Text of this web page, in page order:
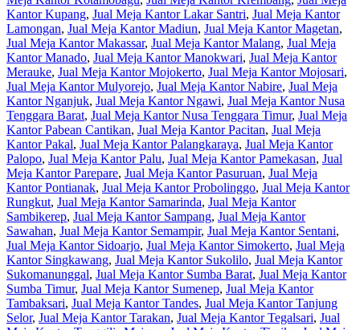
Kantor Kupang, Jual Meja Kantor Lakar Santri, Jual Meja Kantor
Lamongan, Jual Meja Kantor Madiun, Jual Meja Kantor Magetan,
Jual Meja Kantor Makassar, Jual Meja Kantor Malang, Jual Meja
Kantor Manado, Jual Meja Kantor Manokwari, Jual Meja Kantor
Merauke, Jual Meja Kantor Mojokerto, Jual Meja Kantor Mojosari,
Jual Meja Kantor Mulyorejo, Jual Meja Kantor Nabire, Jual Meja
Kantor Nganjuk, Jual Meja Kantor Ngawi, Jual Meja Kantor Nusa
Tenggara Barat, Jual Meja Kantor Nusa Tenggara Timur, Jual Meja
Kantor Pabean Cantikan, Jual Meja Kantor Pacitan, Jual Meja
Kantor Pakal, Jual Meja Kantor Palangkaraya, Jual Meja Kantor
Palopo, Jual Meja Kantor Palu, Jual Meja Kantor Pamekasan, Jual
Meja Kantor Parepare, Jual Meja Kantor Pasuruan, Jual Meja
Kantor Pontianak, Jual Meja Kantor Probolinggo, Jual Meja Kantor
Rungkut, Jual Meja Kantor Samarinda, Jual Meja Kantor
Sambikerep, Jual Meja Kantor Sampang, Jual Meja Kantor
Sawahan, Jual Meja Kantor Semampir, Jual Meja Kantor Sentani,
Jual Meja Kantor Sidoarjo, Jual Meja Kantor Simokerto, Jual Meja
Kantor Singkawang, Jual Meja Kantor Sukolilo, Jual Meja Kantor
Sukomanunggal, Jual Meja Kantor Sumba Barat, Jual Meja Kantor
Sumba Timur, Jual Meja Kantor Sumenep, Jual Meja Kantor
Tambaksari, Jual Meja Kantor Tandes, Jual Meja Kantor Tanjung
Selor, Jual Meja Kantor Tarakan, Jual Meja Kantor Tegalsari, Jual